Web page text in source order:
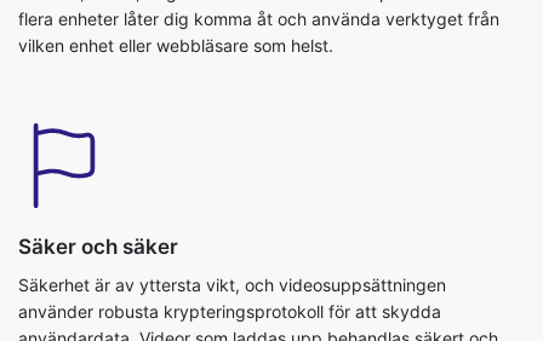
Säker och säker
Säkerhet är av yttersta vikt, och videosuppsättningen
användardata. Videor som laddas upp behandlas säkert och
raderas automatiskt från servern efter storlek. Detta innebär att